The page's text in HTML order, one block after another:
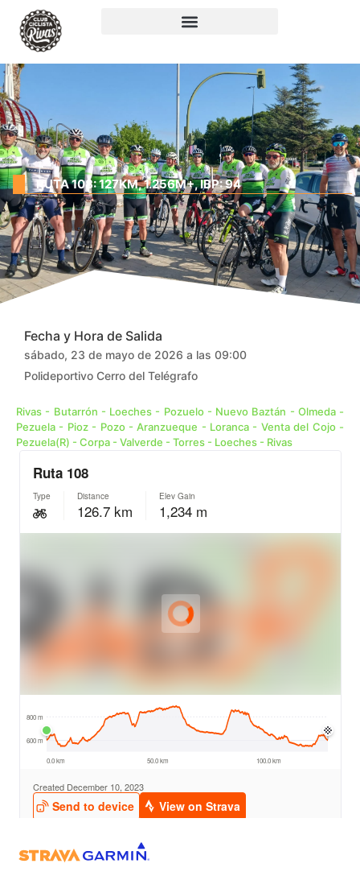
RUTA 108: 127KM, 1.256M+, IBP: 94
Fecha y Hora de Salida
sábado, 23 de mayo de 2026 a las 09:00
Polideportivo Cerro del Telégrafo
Rivas - Butarrón - Loeches - Pozuelo - Nuevo Baztán - Olmeda -
Pezuela - Pioz - Pozo - Aranzueque - Loranca - Venta del Cojo -
Pezuela(R) - Corpa - Valverde - Torres - Loeches - Rivas